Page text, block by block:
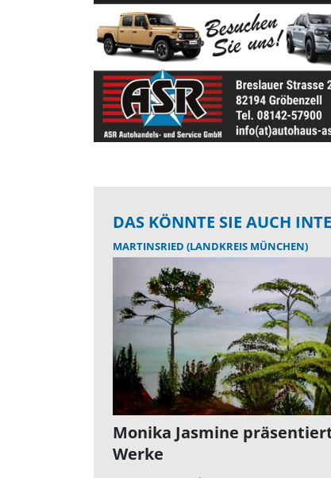
DAS KÖNNTE SIE AUCH
MARTINSRIED (LANDKREIS MÜNCHEN)
Monika Jasmine
Werke